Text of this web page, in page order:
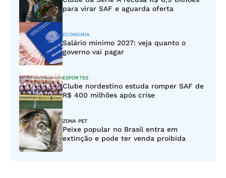
para virar SAF e aguarda oferta
ECONOMIA
Salário mínimo 2027: veja quanto o
governo vai pagar
ESPORTES
Clube nordestino estuda romper SAF de
R$ 400 milhões após crise
ZONA PET
Peixe popular no Brasil entra em
extinção e pode ter venda proibida